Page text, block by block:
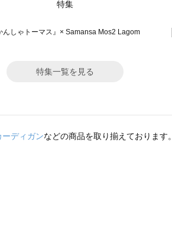
特集
特集一覧を見る
ーディガンなどの商品を取り揃えております。